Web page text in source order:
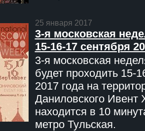
25 января 2017
3-я московская
15-16-17 сентября
3-я московская
будет проходить 15-
2017 года на
Даниловского Ивент
находится в 10
метро Тульская.